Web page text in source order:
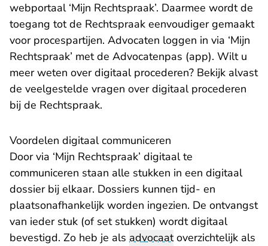
webportaal ‘Mijn Rechtspraak’. Daarmee wordt de
toegang tot de Rechtspraak eenvoudiger gemaakt
voor procespartijen. Advocaten loggen in via ‘Mijn
Rechtspraak’ met de Advocatenpas (app). Wilt u
meer weten over digitaal procederen? Bekijk alvast
de veelgestelde vragen over digitaal procederen
bij de Rechtspraak.
Voordelen digitaal communiceren
Door via ‘Mijn Rechtspraak’ digitaal te
communiceren staan alle stukken in een digitaal
dossier bij elkaar. Dossiers kunnen tijd- en
plaatsonafhankelijk worden ingezien. De ontvangst
van ieder stuk (of set stukken) wordt digitaal
bevestigd. Zo heb je als advocaatoverzichtelijk als